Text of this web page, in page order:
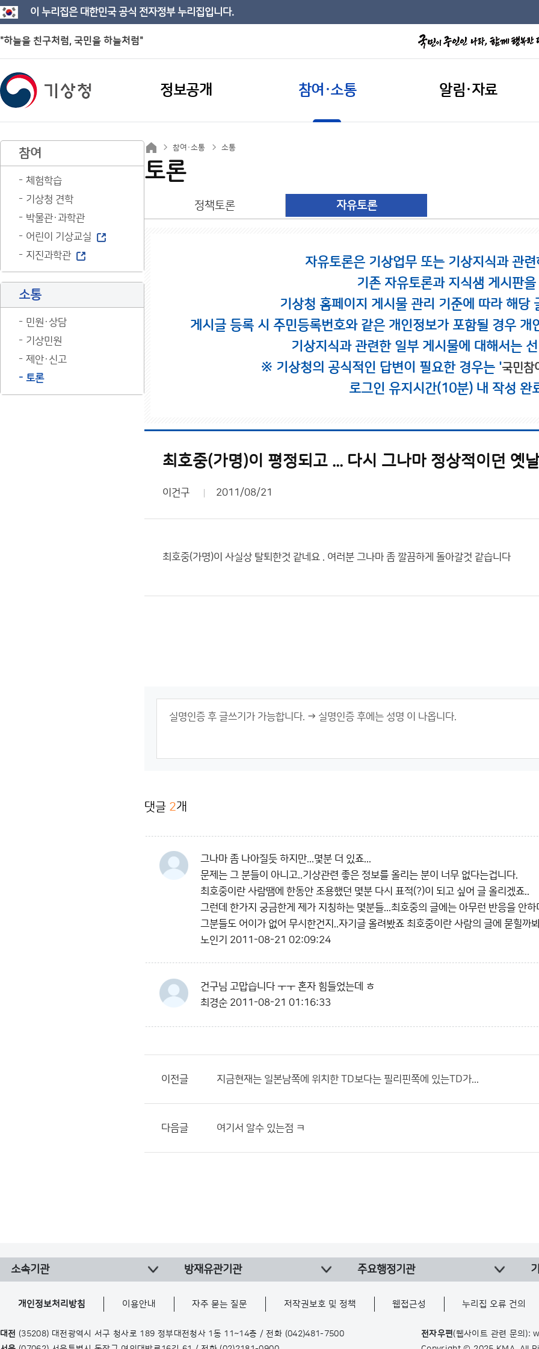
이 누리집은 대한민국 공식 전자정부 누리집입니다.
"하늘을 친구처럼, 국민을 하늘처럼"
정보공개 참여·소통 알림·자료
참여
체험학습
기상청 견학
박물관·과학관
어린이 기상교실
지진과학관
소통
민원·상담
기상민원
제안·신고
토론
참여·소통 소통
토론
정책토론 자유토론
자유토론은 기상업무 또는 기상지식과 관
기존 자유토론과 지식샘 게시판
기상청 홈페이지 게시물 관리 기준에 따라 해당
게시글 등록 시 주민등록번호와 같은 개인정보가 포함될 경우
기상지식과 관련한 일부 게시물에 대해서는
※ 기상청의 공식적인 답변이 필요한 경우는 '국민참
로그인 유지시간(10분) 내 작성 완
최호중(가명)이 평정되고 ... 다시 그나마 정상적이던 옛
이건구 2011/08/21
최호중(가명)이 사실상 탈퇴한것 같네요 . 여러분 그나마 좀 깔끔하게 돌아갈것 같습니다
댓글 2개
그나마 좀 나아질듯 하지만...몇분 더 있죠...
문제는 그 분들이 아니고..기상관련 좋은 정보를 올리는 분이 너무 없다는겁니다.
최호중이란 사람땜에 한동안 조용했던 몇분 다시 표적(?)이 되고 싶어 글 올리겠죠..
그런데 한가지 궁금한게 제가 지칭하는 몇분들...최호중의 글에는 아무런 반응을 안하
그분들도 어이가 없어 무시한건지..자기글 올려봤죠 최호중이란 사람의 글에 묻힐까
노인기 2011-08-21 02:09:24
건구님 고맙습니다 ㅜㅜ 혼자 힘들었는데 ㅎ
최경순 2011-08-21 01:16:33
이전글 지금현재는 일본남쪽에 위치한 TD보다는 필리핀쪽에 있는TD가...
다음글 여기서 알수 있는점 ㅋ
소속기관 방재유관기관 주요행정기관
개인정보처리방침 이용안내 자주 묻는 질문 저작권보호 및 정책 웹접근성 누리집 오류 건의
대전 (35208) 대전광역시 서구 청사로 189 정부대전청사 1동 11~14층 / 전화 (042)481-7500
전자우편(웹사이트 관련 문의